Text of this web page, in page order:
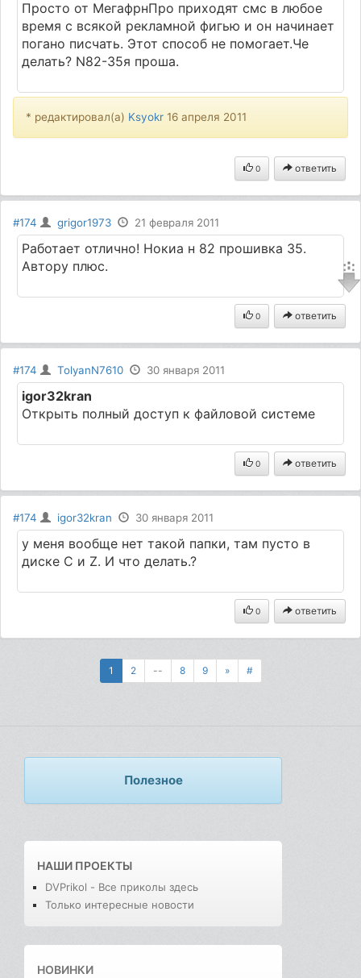
Просто от МегафрнПро приходят смс в любое
время с всякой рекламнойфигью и он начинает
погано писчать. Этот способ не помогает.Че
делать? N82-35я проша.
* редактировал(а) Ksyokr 16 апреля 2011
0 ответить
#174 grigor1973 21 февраля 2011
Работает отлично! Нокиа н 82 прошивка 35.
Автору плюс.
0 ответить
#174 TolyanN7610 30 января 2011
igor32kran
Открыть полный доступ к файловой системе
0 ответить
#174 igor32kran 30 января 2011
у меня вообще нет такой папки, там пусто в
диске C и Z. И что делать.?
0 ответить
1 2 -- 8 9 » #
Полезное
НАШИ ПРОЕКТЫ
DVPrikol - Все приколы здесь
Только интересные новости
НОВИНКИ